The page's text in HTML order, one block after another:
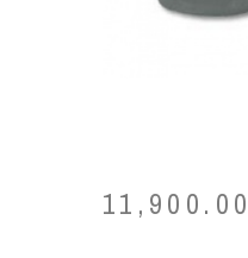
11,900.00